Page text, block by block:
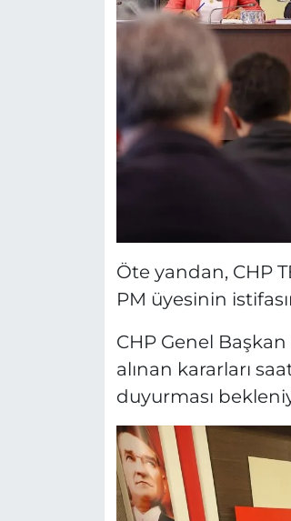
Öte yandan, CHP
PM üyesinin
CHP Genel Başkan
alınan kararları
duyurması